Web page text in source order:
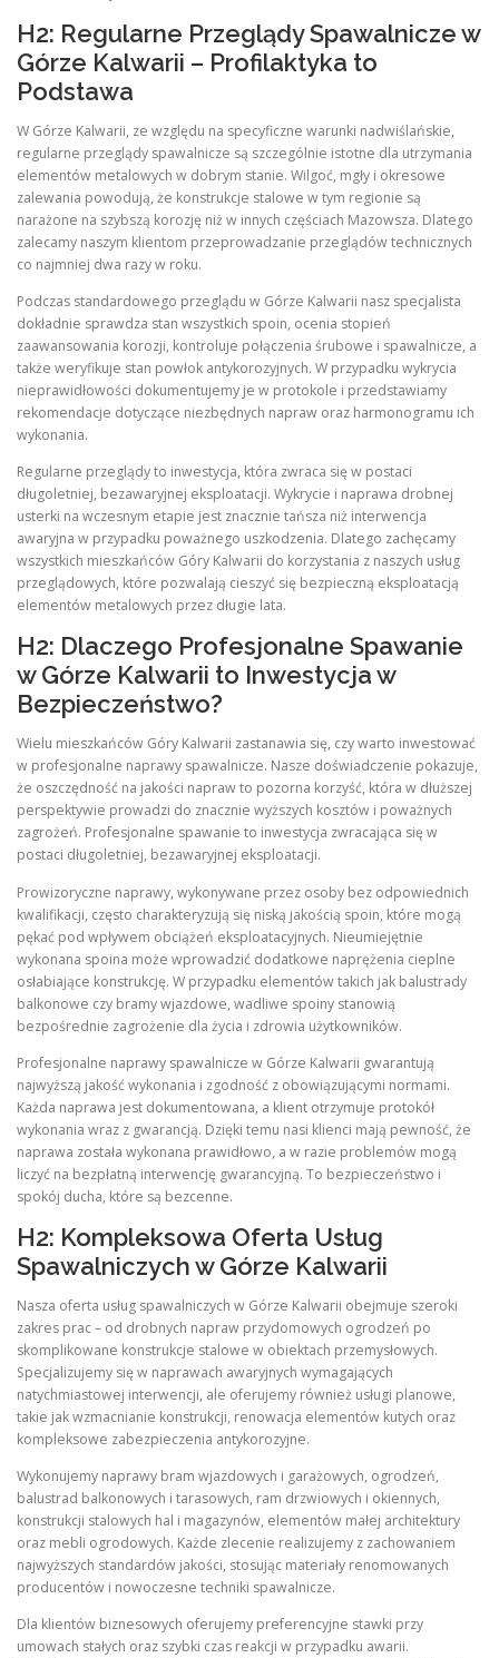
H2: Regularne Przeglądy Spawalnicze w
Górze Kalwarii – Profilaktyka to
Podstawa
W Górze Kalwarii, ze względu na specyficzne warunki nadwiślańskie,
regularne przeglądy spawalnicze są szczególnie istotne dla utrzymania
elementów metalowych w dobrym stanie. Wilgoć, mgły i okresowe
zalewania powodują, że konstrukcje stalowe w tym regionie są
narażone na szybszą korozję niż w innych częściach Mazowsza. Dlatego
zalecamy naszym klientom przeprowadzanie przeglądów technicznych
co najmniej dwa razy w roku.
Podczas standardowego przeglądu w Górze Kalwarii nasz specjalista
dokładnie sprawdza stan wszystkich spoin, ocenia stopień
zaawansowania korozji, kontroluje połączenia śrubowe i spawalnicze, a
także weryfikuje stan powłok antykorozyjnych. W przypadku wykrycia
nieprawidłowości dokumentujemy je w protokole i przedstawiamy
rekomendacje dotyczące niezbędnych napraw oraz harmonogramu ich
wykonania.
Regularne przeglądy to inwestycja, która zwraca się w postaci
długoletniej, bezawaryjnej eksploatacji. Wykrycie i naprawa drobnej
usterki na wczesnym etapie jest znacznie tańsza niż interwencja
awaryjna w przypadku poważnego uszkodzenia. Dlatego zachęcamy
wszystkich mieszkańców Góry Kalwarii do korzystania z naszych usług
przeglądowych, które pozwalają cieszyć się bezpieczną eksploatacją
elementów metalowych przez długie lata.
H2: Dlaczego Profesjonalne Spawanie
w Górze Kalwarii to Inwestycja w
Bezpieczeństwo?
Wielu mieszkańców Góry Kalwarii zastanawia się, czy warto inwestować
w profesjonalne naprawy spawalnicze. Nasze doświadczenie pokazuje,
że oszczędność na jakości napraw to pozorna korzyść, która w dłuższej
perspektywie prowadzi do znacznie wyższych kosztów i poważnych
zagrożeń. Profesjonalne spawanie to inwestycja zwracająca się w
postaci długoletniej, bezawaryjnej eksploatacji.
Prowizoryczne naprawy, wykonywane przez osoby bez odpowiednich
kwalifikacji, często charakteryzują się niską jakością spoin, które mogą
pękać pod wpływem obciążeń eksploatacyjnych. Nieumiejętnie
wykonana spoina może wprowadzić dodatkowe naprężenia cieplne
osłabiające konstrukcję. W przypadku elementów takich jak balustrady
balkonowe czy bramy wjazdowe, wadliwe spoiny stanowią
bezpośrednie zagrożenie dla życia i zdrowia użytkowników.
Profesjonalne naprawy spawalnicze w Górze Kalwarii gwarantują
najwyższą jakość wykonania i zgodność z obowiązującymi normami.
Każda naprawa jest dokumentowana, a klient otrzymuje protokół
wykonania wraz z gwarancją. Dzięki temu nasi klienci mają pewność, że
naprawa została wykonana prawidłowo, a w razie problemów mogą
liczyć na bezpłatną interwencję gwarancyjną. To bezpieczeństwo i
spokój ducha, które są bezcenne.
H2: Kompleksowa Oferta Usług
Spawalniczych w Górze Kalwarii
Nasza oferta usług spawalniczych w Górze Kalwarii obejmuje szeroki
zakres prac – od drobnych napraw przydomowych ogrodzeń po
skomplikowane konstrukcje stalowe w obiektach przemysłowych.
Specjalizujemy się w naprawach awaryjnych wymagających
natychmiastowej interwencji, ale oferujemy również usługi planowe,
takie jak wzmacnianie konstrukcji, renowacja elementów kutych oraz
kompleksowe zabezpieczenia antykorozyjne.
Wykonujemy naprawy bram wjazdowych i garażowych, ogrodzeń,
balustrad balkonowych i tarasowych, ram drzwiowych i okiennych,
konstrukcji stalowych hal i magazynów, elementów małej architektury
oraz mebli ogrodowych. Każde zlecenie realizujemy z zachowaniem
najwyższych standardów jakości, stosując materiały renomowanych
producentów i nowoczesne techniki spawalnicze.
Dla klientów biznesowych oferujemy preferencyjne stawki przy
umowach stałych oraz szybki czas reakcji w przypadku awarii.